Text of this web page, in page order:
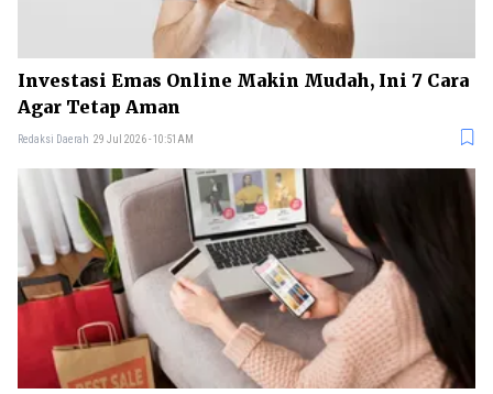
Investasi Emas Online Makin Mudah, Ini 7 Cara
Agar Tetap Aman
Redaksi Daerah 29 Jul 2026 - 10:51AM